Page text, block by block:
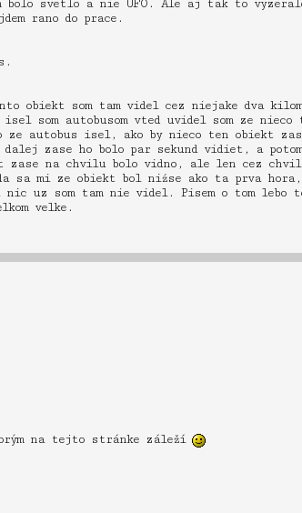
bolo svetlo a nie UFO. Ale aj tak to
rano do prace.
obiekt som tam videl cez niejake dva
som autobusom vted uvidel som ze nieco
ze autobus isel, ako by nieco ten obiekt
zase ho bolo par sekund vidiet, a
zase na chvilu bolo vidno, ale len cez
sa mi ze obiekt bol niźse ako ta prva
uz som tam nie videl. Pisem o tom lebo
velke.
na tejto stránke záleží